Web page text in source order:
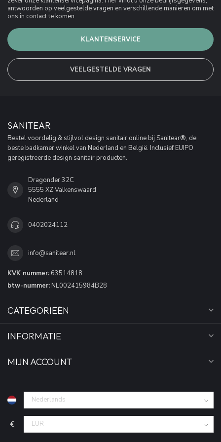
antwoorden op veelgestelde vragen en verschillende manieren om met
ons in contact te komen.
KLANTENSERVICE
VEELGESTELDE VRAGEN
SANITEAR
Bestel voordelig & stijlvol design sanitair online bij Sanitear®, de
beste badkamer winkel van Nederland en België. Inclusief EUIPO
geregistreerde design sanitair producten.
Dragonder 32C
5555 XZ Valkenswaard
Nederland
0402024112
info@sanitear.nl
KVK nummer: 63514818
btw-nummer: NL002415984B28
CATEGORIEËN
INFORMATIE
MIJN ACCOUNT
€